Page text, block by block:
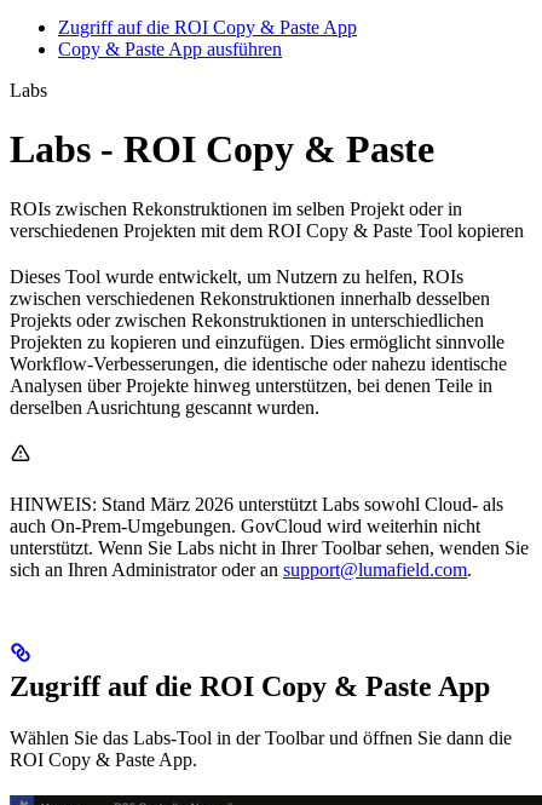
Zugriff auf die ROI Copy & Paste App
Copy & Paste App ausführen
Labs
Labs - ROI Copy & Paste
ROIs zwischen Rekonstruktionen im selben Projekt oder in
verschiedenen Projekten mit dem ROI Copy & Paste Tool kopieren
Dieses Tool wurde entwickelt, um Nutzern zu helfen, ROIs
zwischen verschiedenen Rekonstruktionen innerhalb desselben
Projekts oder zwischen Rekonstruktionen in unterschiedlichen
Projekten zu kopieren und einzufügen. Dies ermöglicht sinnvolle
Workflow-Verbesserungen, die identische oder nahezu identische
Analysen über Projekte hinweg unterstützen, bei denen Teile in
derselben Ausrichtung gescannt wurden.
HINWEIS: Stand März 2026 unterstützt Labs sowohl Cloud- als
auch On-Prem-Umgebungen. GovCloud wird weiterhin nicht
unterstützt. Wenn Sie Labs nicht in Ihrer Toolbar sehen, wenden Sie
sich an Ihren Administrator oder an support@lumafield.com.
Zugriff auf die ROI Copy & Paste App
Wählen Sie das Labs-Tool in der Toolbar und öffnen Sie dann die
ROI Copy & Paste App.